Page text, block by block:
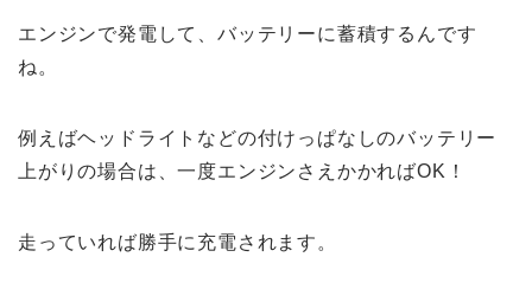
エンジンで発電して、バッテリーに蓄積するんです
ね。
例えばヘッドライトなどの付けっぱなしのバッテリー
上がりの場合は、一度エンジンさえかかればOK！
走っていれば勝手に充電されます。